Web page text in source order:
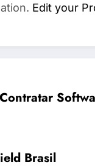
Edit your
Brasil